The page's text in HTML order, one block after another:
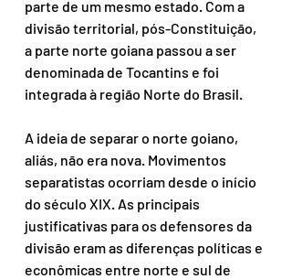
parte de um mesmo estado. Com a
divisão territorial, pós-Constituição,
a parte norte goiana passou a ser
denominada de Tocantins e foi
integrada à região Norte do Brasil.
A ideia de separar o norte goiano,
aliás, não era nova. Movimentos
separatistas ocorriam desde o início
do século XIX. As principais
justificativas para os defensores da
divisão eram as diferenças políticas e
econômicas entre norte e sul de